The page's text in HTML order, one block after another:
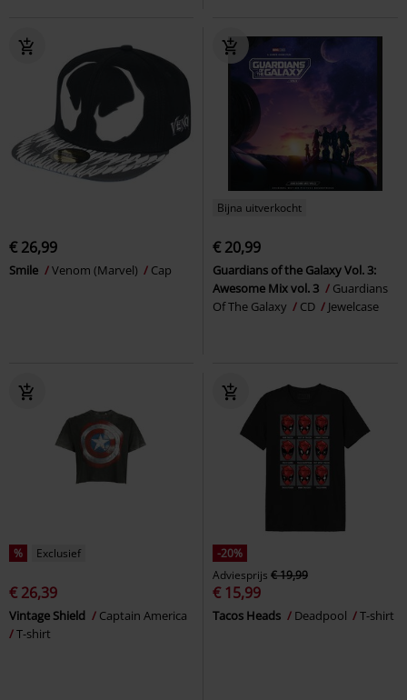
€ 26,99
Smile Venom (Marvel) Cap
Bijna uitverkocht
€ 20,99
Guardians of the Galaxy Vol. 3:
Awesome Mix vol. 3
Guardians
Of The Galaxy
CD Jewelcase
% Exclusief
€ 26,39
Vintage Shield
Captain America
T-shirt
-20%
Adviesprijs € 19,99
€ 15,99
Tacos Heads Deadpool T-shirt